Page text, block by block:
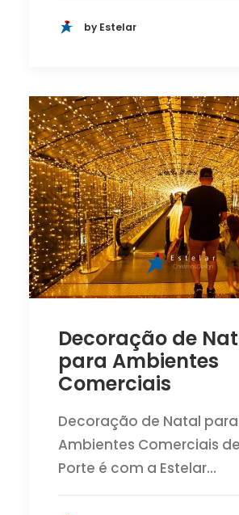
by Estelar
Decoração de
para Ambientes
Comerciais
Decoração de Natal para
Ambientes Comerciais
Porte é com a Estelar…